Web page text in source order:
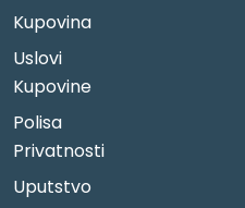
Kupovina
Uslovi
Kupovine
Polisa
Privatnosti
Uputstvo